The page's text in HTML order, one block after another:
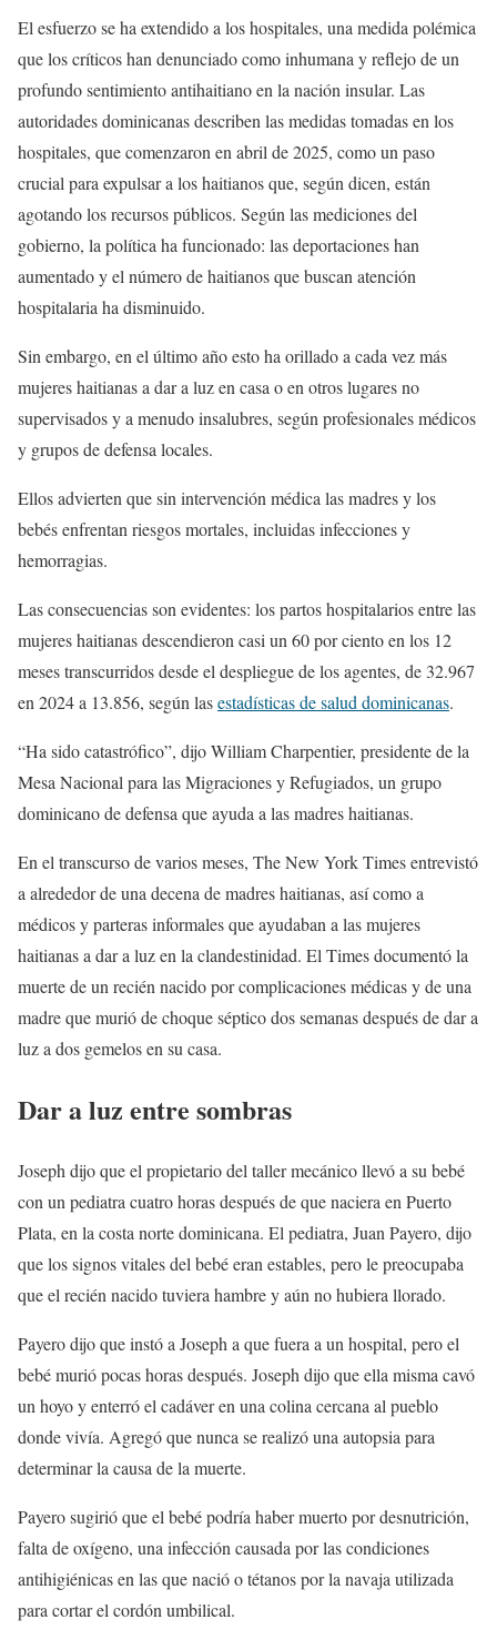
El esfuerzo se ha extendido a los hospitales, una medida polémica
que los críticos han denunciado como inhumana y reflejo de un
profundo sentimiento antihaitiano en la nación insular. Las
autoridades dominicanas describen las medidas tomadas en los
hospitales, que comenzaron en abril de 2025, como un paso
crucial para expulsar a los haitianos que, según dicen, están
agotando los recursos públicos. Según las mediciones del
gobierno, la política ha funcionado: las deportaciones han
aumentado y el número de haitianos que buscan atención
hospitalaria ha disminuido.
Sin embargo, en el último año esto ha orillado a cada vez más
mujeres haitianas a dar a luz en casa o en otros lugares no
supervisados y a menudo insalubres, según profesionales médicos
y grupos de defensa locales.
Ellos advierten que sin intervención médica las madres y los
bebés enfrentan riesgos mortales, incluidas infecciones y
hemorragias.
Las consecuencias son evidentes: los partos hospitalarios entre las
mujeres haitianas descendieron casi un 60 por ciento en los 12
meses transcurridos desde el despliegue de los agentes, de 32.967
en 2024 a 13.856, según lasestadísticas de salud dominicanas.
“Ha sido catastrófico”, dijo William Charpentier, presidente de la
Mesa Nacional para las Migraciones y Refugiados, un grupo
dominicano de defensa que ayuda a las madres haitianas.
En el transcurso de varios meses, The New York Times entrevistó
a alrededor de una decena de madres haitianas, así como a
médicos y parteras informales que ayudaban a las mujeres
haitianas a dar a luz en la clandestinidad. El Times documentó la
muerte de un recién nacido por complicaciones médicas y de una
madre que murió de choque séptico dos semanas después de dar a
luz a dos gemelos en su casa.
Dar a luz entre sombras
Joseph dijo que el propietario del taller mecánico llevó a su bebé
con un pediatra cuatro horas después de que naciera en Puerto
Plata, en la costa norte dominicana. El pediatra, Juan Payero, dijo
que los signos vitales del bebé eran estables, pero le preocupaba
que el recién nacido tuviera hambre y aún no hubiera llorado.
Payero dijo que instó a Joseph a que fuera a un hospital, pero el
bebé murió pocas horas después. Joseph dijo que ella misma cavó
un hoyo y enterró el cadáver en una colina cercana al pueblo
donde vivía. Agregó que nunca se realizó una autopsia para
determinar la causa de la muerte.
Payero sugirió que el bebé podría haber muerto por desnutrición,
falta de oxígeno, una infección causada por las condiciones
antihigiénicas en las que nació o tétanos por la navaja utilizada
para cortar el cordón umbilical.